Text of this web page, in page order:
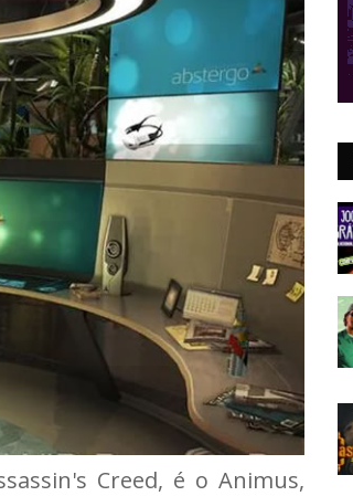
Creed, é o Animus,